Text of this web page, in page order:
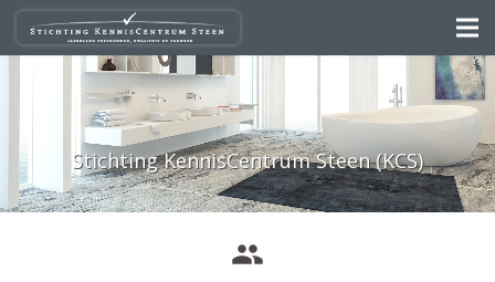
Stichting KennisCentrum Steen (KCS)
group